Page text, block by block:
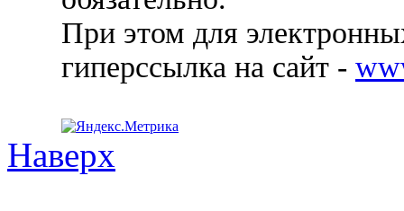
При этом для
гиперссылка на сайт -
Наверх